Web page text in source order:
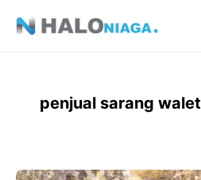
penjual sarang walet